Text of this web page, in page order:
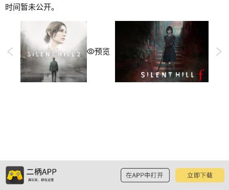
时间暂未公开。
预览